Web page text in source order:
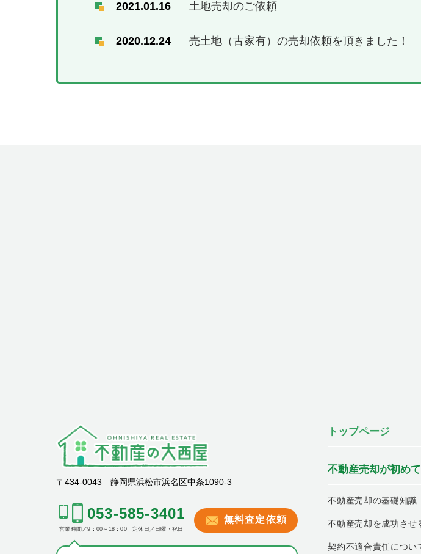
2021.01.16 土地売却のご依頼
2020.12.24 売土地（古家有）の売却依頼を頂きました！
〒434-0043 静岡県浜松市浜名区中条1090-3
053-585-3401
営業時間／9：00～18：00 定休日／日曜・祝日
無料査定依頼
トップページ
不動産売却が初め
不動産売却の基礎知識
不動産売却を成功させ
契約不適合責任につい